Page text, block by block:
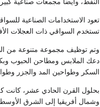
تعود الاستخدامات الصناعية
تستخدم السواقي ذات العجلات
وتم توظيف مجموعة متنوعة من
دعك الملابس ومطاحن الحبوب
السكر وطواحين المد والجزر
بحلول القرن الحادي عشر، كانت
وشمال أفريقيا إلى الشرق